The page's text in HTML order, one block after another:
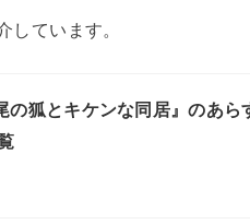
しています。
の狐とキケンな同居』のあ